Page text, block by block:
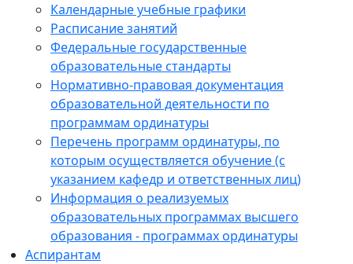
Календарные учебные графики
Расписание занятий
Федеральные государственные
образовательные стандарты
Нормативно-правовая документация
образовательной деятельности по
программам ординатуры
Перечень программ ординатуры, по
которым осуществляется обучение (с
указанием кафедр и ответственных лиц)
Информация о реализуемых
образовательных программах высшего
образования - программах ординатуры
Аспирантам